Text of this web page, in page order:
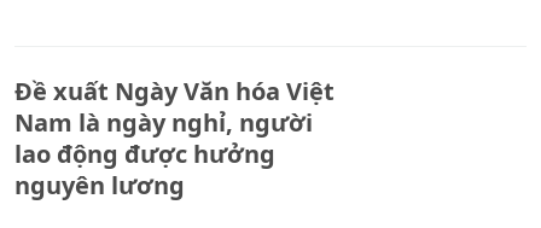
Đề xuất Ngày Văn hóa Việt
Nam là ngày nghỉ, người
lao động được hưởng
nguyên lương